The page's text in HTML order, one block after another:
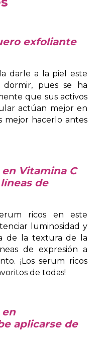
exfoliante
darle a la piel este
pues se ha
que sus activos
actúan mejor en
mejor hacerlo antes
Vitamina C
de
ricos en este
luminosidad y
de la textura de la
de expresión a
¡Los serum ricos
de todas!
en
aplicarse de